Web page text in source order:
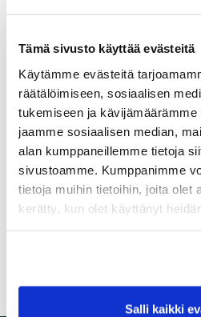
Tämä sivusto käyttää evästeitä
Käytämme evästeitä
räätälöimiseen, sosiaalisen
tukemiseen ja
jaamme sosiaalisen median,
alan kumppaneillemme tietoja
sivustoamme. Kumppanimme
tietoja muihin tietoihin, joita olet
kerätty, kun olet käyttänyt
Salli kaikki
Sukupuoli:
Haluan tilata Kalafornia
Olen lukenut
henkilötietojeni